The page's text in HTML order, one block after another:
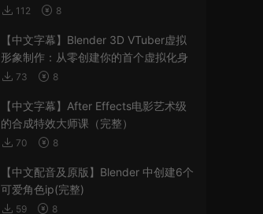
阴影112 8
【中文字幕】Blender 3D VTuber虚拟
形象制作：从零创建你的首个虚拟化身
73 8
【中文字幕】After Effects电影艺术级
的合成特效大师课（完整）
70 8
【中文配音及原版】Blender 中创建6个
可爱角色ip(完整)
59 8